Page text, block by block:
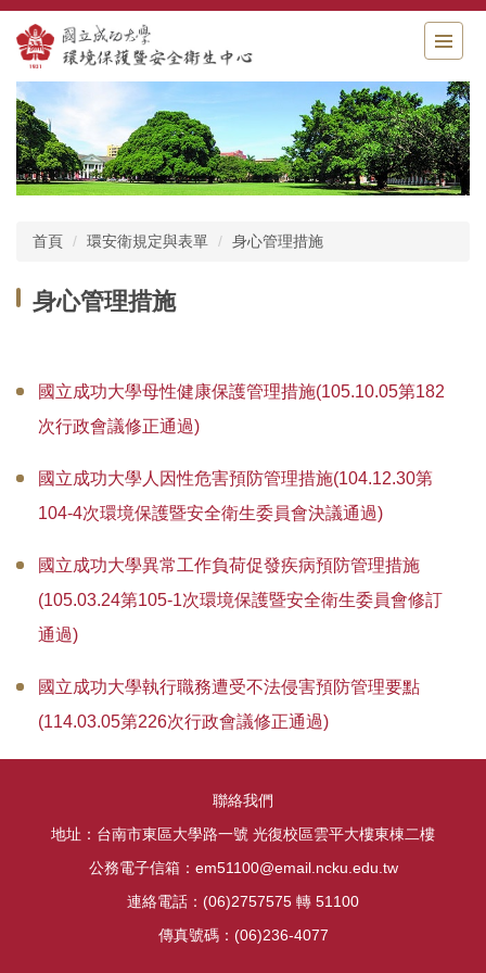
跳
到
主
要
內
容
區
首頁 環安衛規定與表單 身心管理措施
身心管理措施
國立成功大學母性健康保護管理措施(105.10.05第182
次行政會議修正通過)
國立成功大學人因性危害預防管理措施(104.12.30第
104-4次環境保護暨安全衛生委員會決議通過)
國立成功大學異常工作負荷促發疾病預防管理措施
(105.03.24第105-1次環境保護暨安全衛生委員會修訂
通過)
國立成功大學執行職務遭受不法侵害預防管理要點
(114.03.05第226次行政會議修正通過)
聯絡我們
地址：台南市東區大學路一號 光復校區雲平大樓東棟二樓
公務電子信箱：em51100@email.ncku.edu.tw
連絡電話：(06)2757575 轉 51100
傳真號碼：(06)236-4077